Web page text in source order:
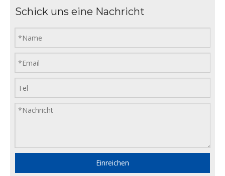
Schick uns eine Nachricht
Einreichen